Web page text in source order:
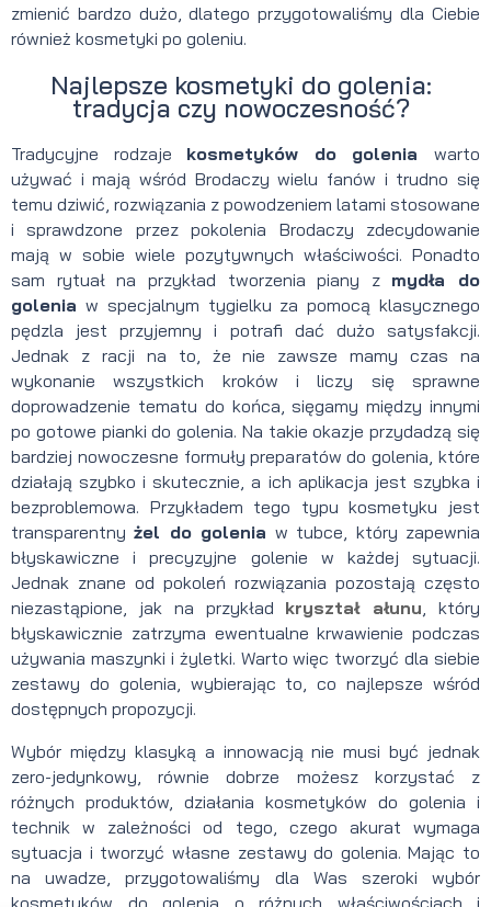
zmienić bardzo dużo, dlatego przygotowaliśmy dla Ciebie
również kosmetyki po goleniu.
Najlepsze kosmetyki do golenia:
tradycja czy nowoczesność?
Tradycyjne rodzaje kosmetyków do goleniawarto
używać i mają wśród Brodaczy wielu fanów i trudno się
temu dziwić, rozwiązania z powodzeniem latami stosowane
i sprawdzone przez pokolenia Brodaczy zdecydowanie
mają w sobie wiele pozytywnych właściwości. Ponadto
sam rytuał na przykład tworzenia piany z mydła do
golenia w specjalnym tygielku za pomocą klasycznego
pędzla jest przyjemny i potrafi dać dużo satysfakcji.
Jednak z racji na to, że nie zawsze mamy czas na
wykonanie wszystkich kroków i liczy się sprawne
doprowadzenie tematu do końca, sięgamy między innymi
po gotowe pianki do golenia. Na takie okazje przydadzą się
bardziej nowoczesne formuły preparatów do golenia, które
działają szybko i skutecznie, a ich aplikacja jest szybka i
bezproblemowa. Przykładem tego typu kosmetyku jest
transparentnyżel do golenia w tubce, który zapewnia
błyskawiczne i precyzyjne golenie w każdej sytuacji.
Jednak znane od pokoleń rozwiązania pozostają często
niezastąpione, jak na przykład kryształ ałunu , który
błyskawicznie zatrzyma ewentualne krwawienie podczas
używania maszynki i żyletki. Warto więc tworzyć dla siebie
zestawy do golenia, wybierając to, co najlepsze wśród
dostępnych propozycji.
Wybór między klasyką a innowacją nie musi być jednak
zero-jedynkowy, równie dobrze możesz korzystać z
różnych produktów, działania kosmetyków do golenia i
technik w zależności od tego, czego akurat wymaga
sytuacja i tworzyć własne zestawy do golenia. Mając to
na uwadze, przygotowaliśmy dla Was szeroki wybór
kosmetyków do golenia o różnych właściwościach i